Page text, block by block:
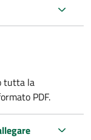
tutta la
PDF.